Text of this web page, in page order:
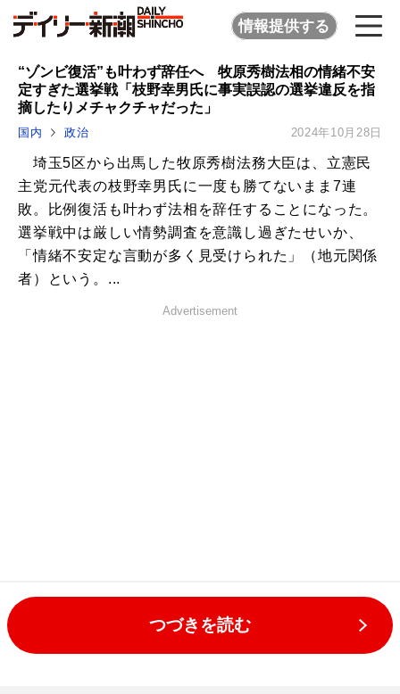
情報提供する
“ゾンビ復活”も叶わず辞任へ 牧原秀樹法相の情緒不安
定すぎた選挙戦「枝野幸男氏に事実誤認の選挙違反を指
摘したりメチャクチャだった」
国内 政治 2024年10月28日
埼玉5区から出馬した牧原秀樹法務大臣は、立憲民
主党元代表の枝野幸男氏に一度も勝てないまま7連
敗。比例復活も叶わず法相を辞任することになった。
選挙戦中は厳しい情勢調査を意識し過ぎたせいか、
「情緒不安定な言動が多く見受けられた」（地元関係
者）という。...
Advertisement
つづきを読む